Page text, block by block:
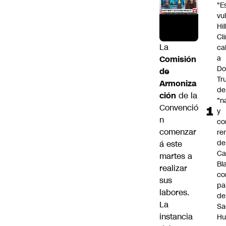
La
Comisión
de
Armoniza
ción de la
Convenció
n
comenzar
á este
martes a
realizar
sus
labores.
La
instancia
a
de
y
de